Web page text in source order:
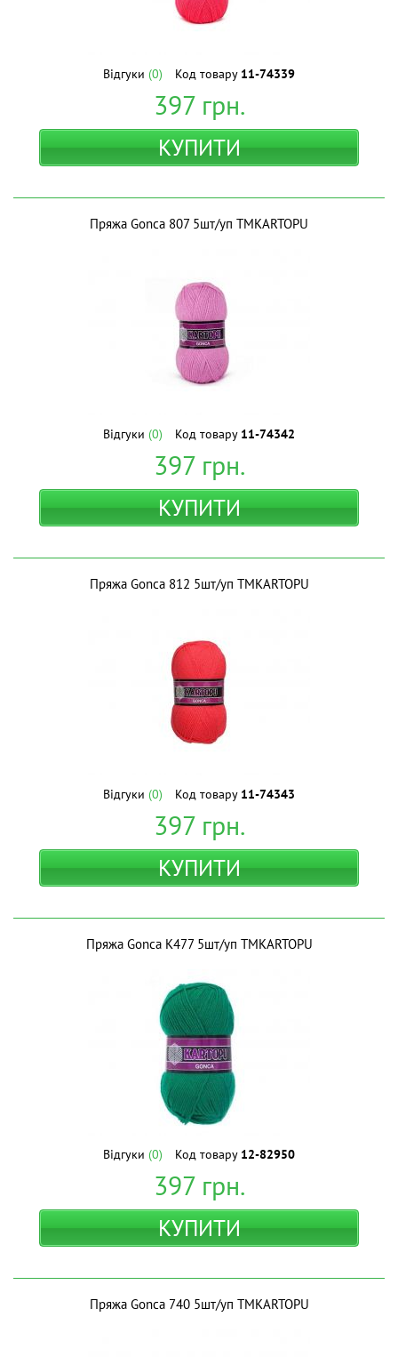
Відгуки (0) Код товару 11-74339
397грн.
КУПИТИ
Пряжа Gonca 807 5шт/уп ТМKARTOPU
Відгуки (0) Код товару 11-74342
397грн.
КУПИТИ
Пряжа Gonca 812 5шт/уп ТМKARTOPU
Відгуки (0) Код товару 11-74343
397грн.
КУПИТИ
Пряжа Gonca K477 5шт/уп ТМKARTOPU
Відгуки (0) Код товару 12-82950
397грн.
КУПИТИ
Пряжа Gonca 740 5шт/уп ТМKARTOPU